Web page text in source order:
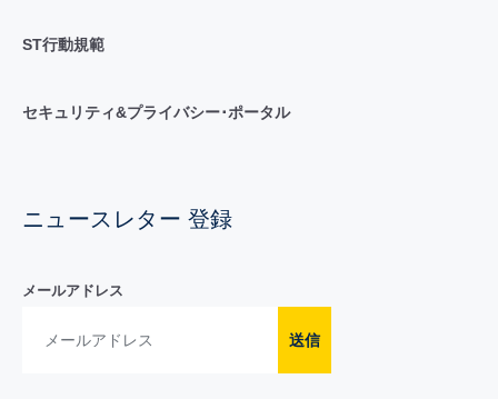
ST行動規範
セキュリティ&プライバシー･ポータル
ニュースレター 登録
メールアドレス
送信